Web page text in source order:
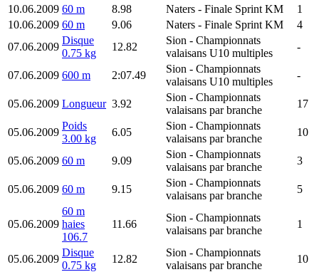
10.06.2009 60 m 8.98 Naters - Finale Sprint KM
1
10.06.2009 60 m 9.06 Naters - Finale Sprint KM
4
07.06.2009
Disque
0.75 kg
12.82
Sion - Championnats
valaisans U10 multiples
-
07.06.2009 600 m 2:07.49
Sion - Championnats
valaisans U10 multiples
-
05.06.2009 Longueur 3.92
Sion - Championnats
valaisans par branche
17
05.06.2009
Poids
3.00 kg
6.05
Sion - Championnats
valaisans par branche
10
05.06.2009 60 m 9.09
Sion - Championnats
valaisans par branche
3
05.06.2009 60 m 9.15
Sion - Championnats
valaisans par branche
5
05.06.2009
60 m
haies
106.7
11.66
Sion - Championnats
valaisans par branche
1
05.06.2009
Disque
0.75 kg
12.82
Sion - Championnats
valaisans par branche
10